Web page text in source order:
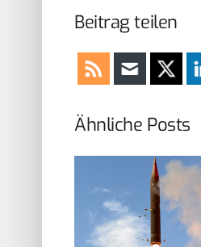
Beitrag teilen
Ähnliche Posts